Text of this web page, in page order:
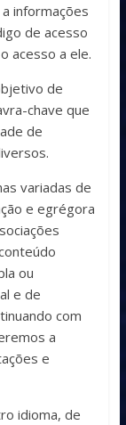
informações
de acesso
acesso a ele.
de
chave que
de
variadas de
e egrégora
ou
e de
com
a
e
idioma, de